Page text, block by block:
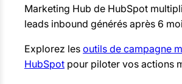
Marketing Hub de HubSpot
leads inbound générés après 6
Explorez les outils de campagne
HubSpot pour piloter vos actions